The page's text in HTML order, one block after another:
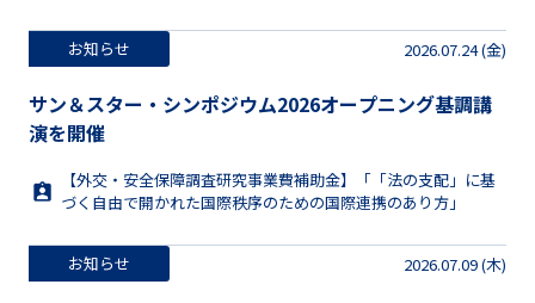
お知らせ 2026.07.24 (金)
サン＆スター・シンポジウム2026オープニング基調講
演を開催
【外交・安全保障調査研究事業費補助金】「「法の支配」に基
づく自由で開かれた国際秩序のための国際連携のあり方」
お知らせ 2026.07.09 (木)